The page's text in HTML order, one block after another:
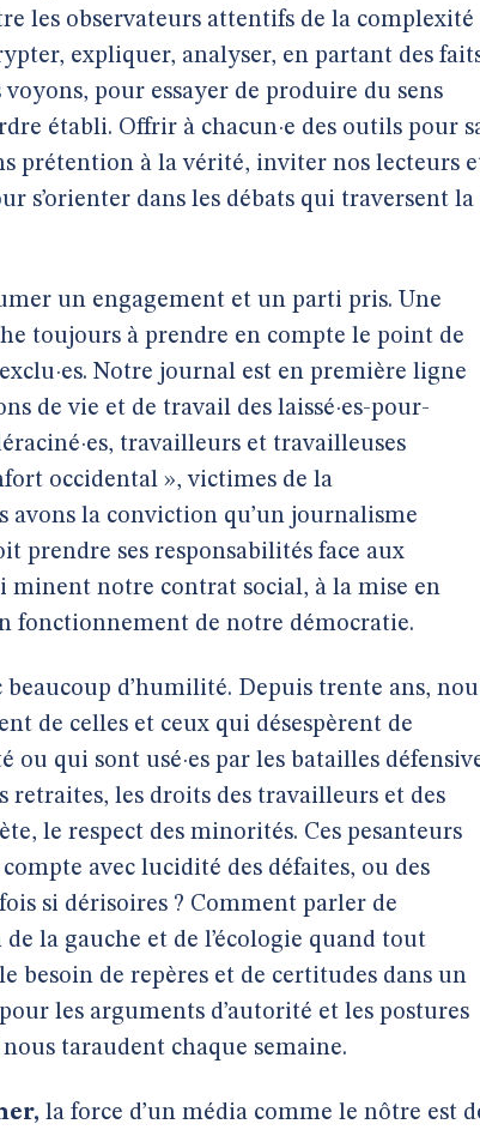
les observateurs attentifs de la complexité
expliquer, analyser, en partant des
pour essayer de produire du sens
établi. Offrir à chacun·e des outils pour
prétention à la vérité, inviter nos lecteurs
s’orienter dans les débats qui traversent la
un engagement et un parti pris. Une
toujours à prendre en compte le point de
Notre journal est en première ligne
de vie et de travail des laissé·es-pour-
travailleurs et travailleuses
occidental », victimes de la
avons la conviction qu’un journalisme
prendre ses responsabilités face aux
minent notre contrat social, à la mise en
fonctionnement de notre démocratie.
beaucoup d’humilité. Depuis trente ans,
de celles et ceux qui désespèrent de
qui sont usé·es par les batailles
retraites, les droits des travailleurs et des
le respect des minorités. Ces pesanteurs
avec lucidité des défaites, ou des
si dérisoires ? Comment parler de
la gauche et de l’écologie quand tout
besoin de repères et de certitudes dans un
les arguments d’autorité et les postures
taraudent chaque semaine.
la force d’un média comme le nôtre est